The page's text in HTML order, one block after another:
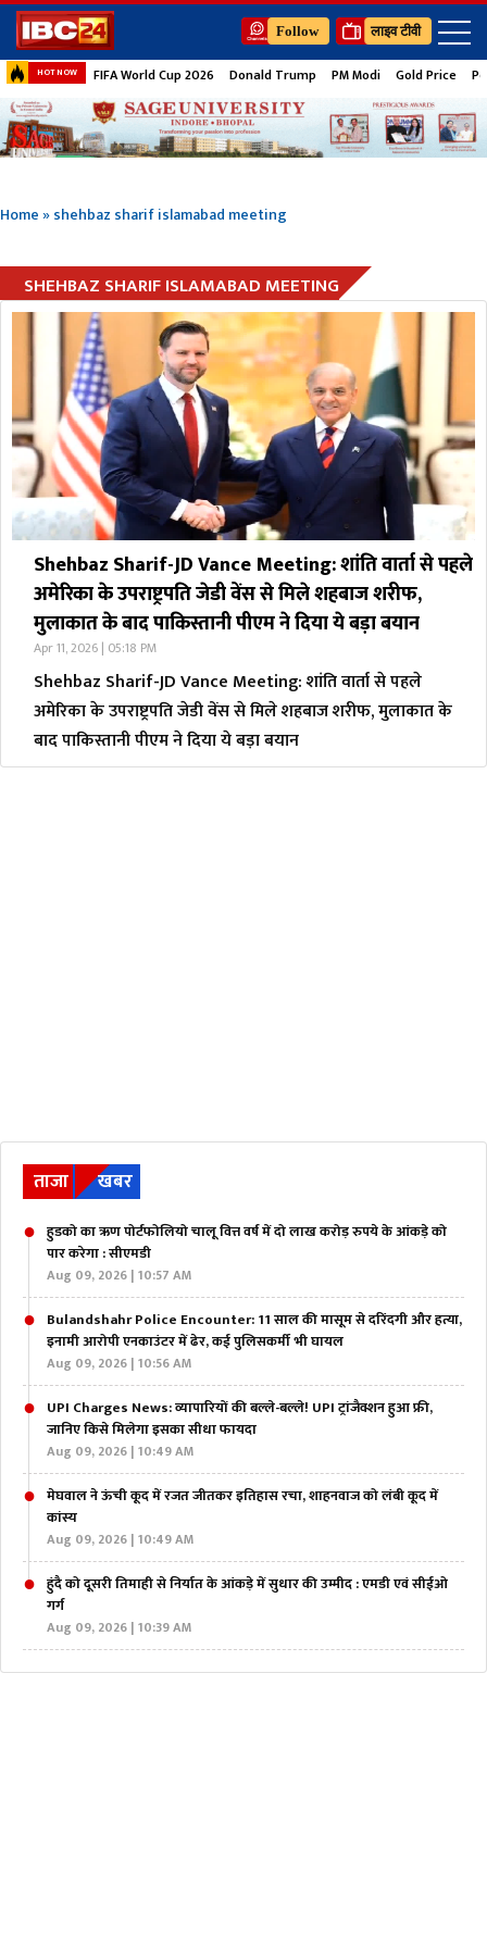
Follow लाइव टीवी
HOT NOW FIFA World Cup 2026 Donald Trump PM Modi Gold Price
Home»shehbaz sharif islamabad meeting
SHEHBAZ SHARIF ISLAMABAD MEETING
Shehbaz Sharif-JD Vance Meeting: शांति वार्ता से पहले
अमेरिका के उपराष्ट्रपति जेडी वेंस से मिले शहबाज शरीफ,
मुलाकात के बाद पाकिस्तानी पीएम ने दिया ये बड़ा बयान
Apr 11, 2026 | 05:18 PM
Shehbaz Sharif-JD Vance Meeting: शांति वार्ता से पहले
अमेरिका के उपराष्ट्रपति जेडी वेंस से मिले शहबाज शरीफ, मुलाकात के
बाद पाकिस्तानी पीएम ने दिया ये बड़ा बयान
ताजा खबर
हुडको का ऋण पोर्टफोलियो चालू वित्त वर्ष में दो लाख करोड़ रुपये के आंकड़े को
पार करेगा : सीएमडी
Aug 09, 2026 | 10:57 AM
Bulandshahr Police Encounter: 11 साल की मासूम से दरिंदगी और हत्या,
इनामी आरोपी एनकाउंटर में ढेर, कई पुलिसकर्मी भी घायल
Aug 09, 2026 | 10:56 AM
UPI Charges News: व्यापारियों की बल्ले-बल्ले! UPI ट्रांजैक्शन हुआ फ्री,
जानिए किसे मिलेगा इसका सीधा फायदा
Aug 09, 2026 | 10:49 AM
मेघवाल ने ऊंची कूद में रजत जीतकर इतिहास रचा, शाहनवाज को लंबी कूद में
कांस्य
Aug 09, 2026 | 10:49 AM
हुंदै को दूसरी तिमाही से निर्यात के आंकड़े में सुधार की उम्मीद : एमडी एवं सीईओ
गर्ग
Aug 09, 2026 | 10:39 AM